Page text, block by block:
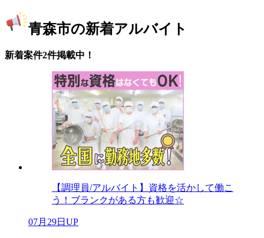
青森市の新着アルバイト
新着案件2件掲載中！
【調理員/アルバイト】資格を活かして働こ
う！ブランクがある方も歓迎☆
07月29日UP